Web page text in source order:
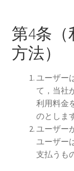
第4条
方法）
ユーザー
て，当社
利用料金
のとしま
ユーザー
ユーザー
支払うも